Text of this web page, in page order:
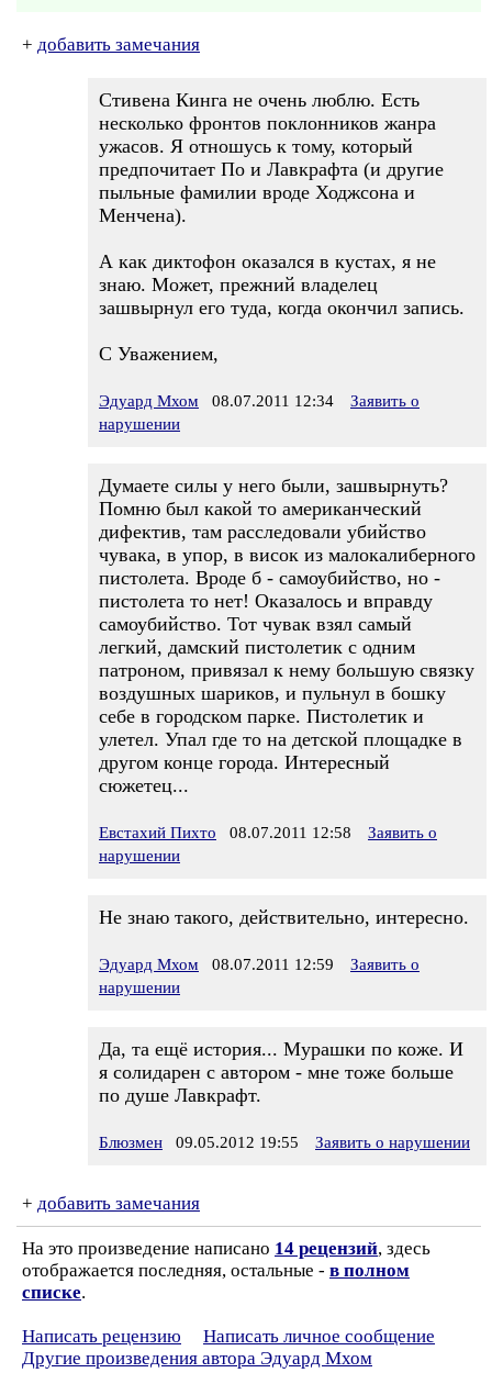
+ добавить замечания
Стивена Кинга не очень люблю. Есть
несколько фронтов поклонников жанра
ужасов. Я отношусь к тому, который
предпочитает По и Лавкрафта (и другие
пыльные фамилии вроде Ходжсона и
Менчена).
А как диктофон оказался в кустах, я не
знаю. Может, прежний владелец
зашвырнул его туда, когда окончил запись.
С Уважением,
Эдуард Мхом 08.07.2011 12:34
Заявить о
нарушении
Думаете силы у него были, зашвырнуть?
Помню был какой то американческий
дифектив, там расследовали убийство
чувака, в упор, в висок из малокалиберного
пистолета. Вроде б - самоубийство, но -
пистолета то нет! Оказалось и вправду
самоубийство. Тот чувак взял самый
легкий, дамский пистолетик с одним
патроном, привязал к нему большую связку
воздушных шариков, и пульнул в бошку
себе в городском парке. Пистолетик и
улетел. Упал где то на детской площадке в
другом конце города. Интересный
сюжетец...
Евстахий Пихто 08.07.2011 12:58
Заявить о
нарушении
Не знаю такого, действительно, интересно.
Эдуард Мхом 08.07.2011 12:59
Заявить о
нарушении
Да, та ещё история... Мурашки по коже. И
я солидарен с автором - мне тоже больше
по душе Лавкрафт.
Блюзмен 09.05.2012 19:55 Заявить о нарушении
+ добавить замечания
На это произведение написано 14 рецензий, здесь
отображается последняя, остальные - в полном
списке.
Написать рецензию
Написать личное сообщение
Другие произведения автора Эдуард Мхом